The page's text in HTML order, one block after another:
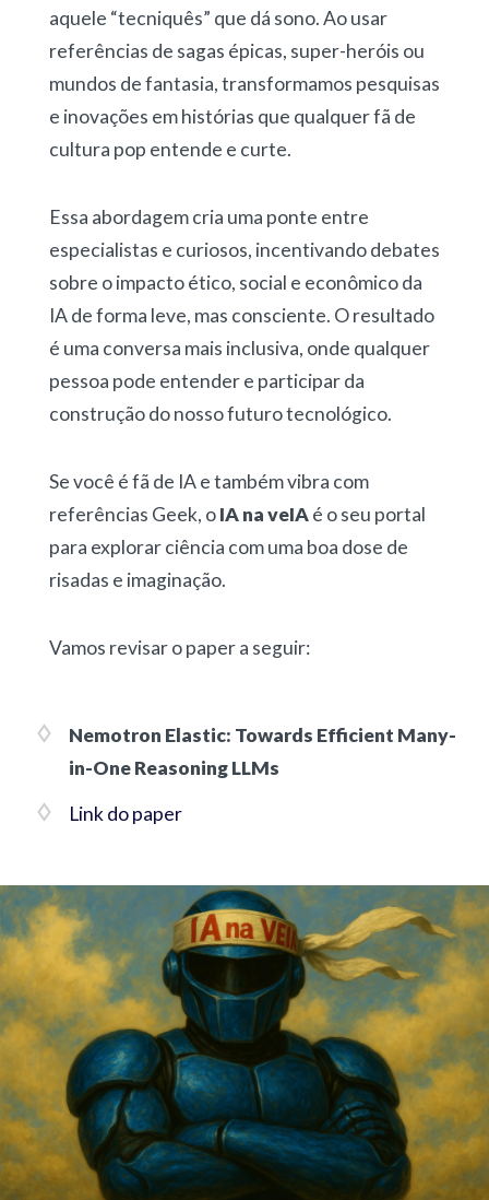
aquele “tecniquês” que dá sono. Ao usar
referências de sagas épicas, super-heróis ou
mundos de fantasia, transformamos pesquisas
e inovações em histórias que qualquer fã de
cultura pop entende e curte.
Essa abordagem cria uma ponte entre
especialistas e curiosos, incentivando debates
sobre o impacto ético, social e econômico da
IA de forma leve, mas consciente. O resultado
é uma conversa mais inclusiva, onde qualquer
pessoa pode entender e participar da
construção do nosso futuro tecnológico.
Se você é fã de IA e também vibra com
referências Geek, oIA na veIAé o seu portal
para explorar ciência com uma boa dose de
risadas e imaginação.
Vamos revisar o paper a seguir:
Nemotron Elastic: Towards Efficient Many-
in-One Reasoning LLMs
Link do paper